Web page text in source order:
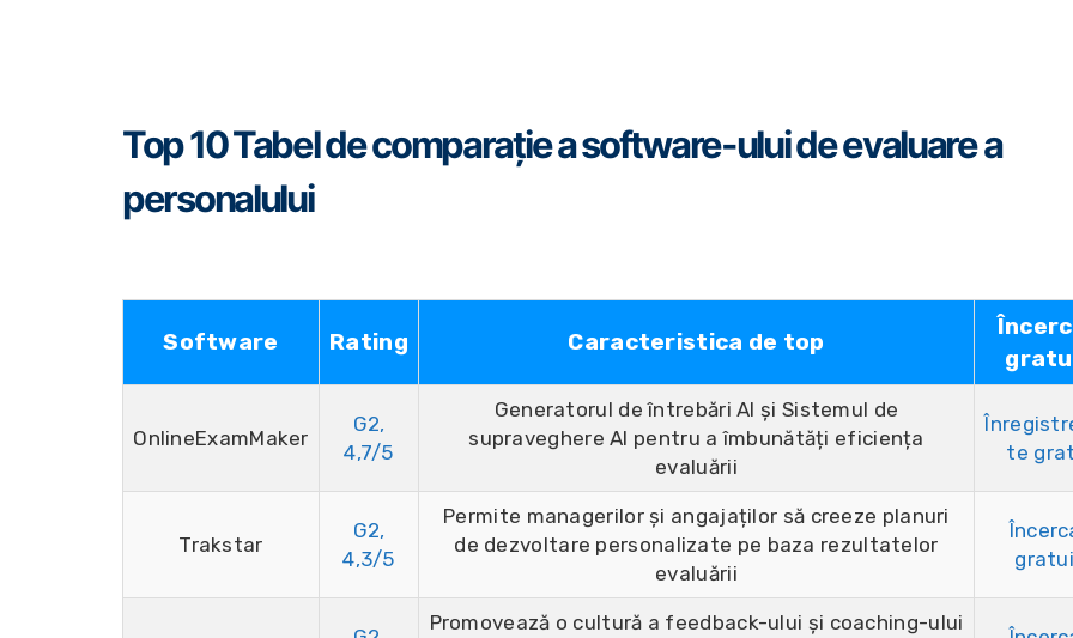
Top 10 Tabel de comparație a software-ului de evaluare a
personalului
Software Rating Caracteristica de top
OnlineExamMaker
G2,
4,7/5
Generatorul de întrebări AI și Sistemul de
supraveghere AI pentru a îmbunătăți eficiența
evaluării
te
Trakstar
G2,
4,3/5
Permite managerilor și angajaților să creeze planuri
de dezvoltare personalizate pe baza rezultatelor
evaluării
Promovează o cultură a feedback-ului și coaching-ului